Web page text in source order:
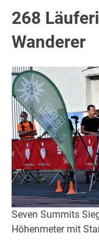
268
Wanderer
Seven Summits
Höhenmeter mit